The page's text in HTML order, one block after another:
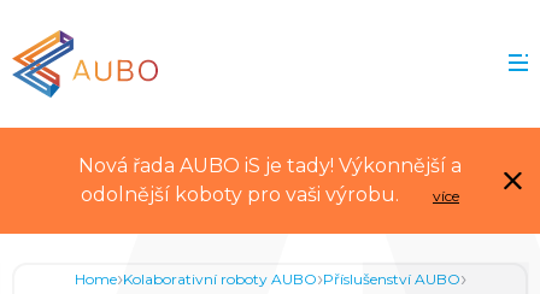
Nová řada AUBO iS je tady! Výkonnější a
odolnější koboty pro vaši výrobu.
více
Home›Kolaborativní roboty AUBO›Příslušenství AUBO›